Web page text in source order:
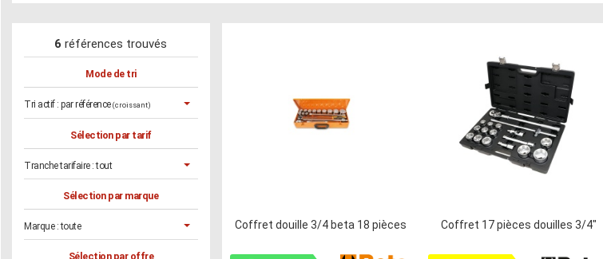
6 références trouvés
Mode de tri
Tri actif : par référence (croissant)
Sélection par tarif
Tranche tarifaire :tout
Sélection par marque
Marque :toute
Sélection par offre
Coffret douille 3/4 beta 18 pièces Coffret 17 pièces douilles 3/4"